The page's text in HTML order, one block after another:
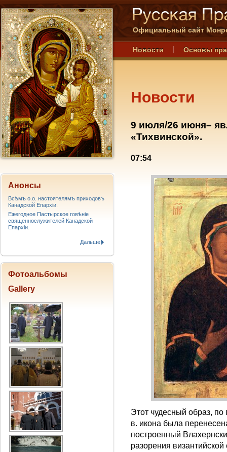
Официальный сайт
Новости Основы
Новости
9 июля/26 июня–
«Тихвинской».
07:54
Этот чудесный образ,
в. икона была
построенный
разорения
Анонсы
Всѣмъ о.о. настоятелямъ приходовъ
Канадской Епархiи.
Ежегодное Пастырское говѣніе
священнослужителей Канадской
Епархіи.
Дальше
Фотоальбомы
Gallery